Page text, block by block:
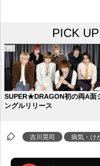
PICK
SUPER★DRAGON初の両A面
ングルリリース
吉川晃司 病気・け